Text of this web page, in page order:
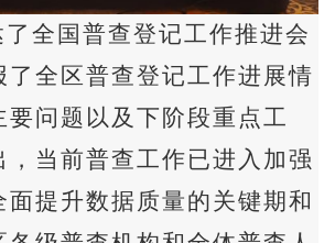
全国普查登记工作推进会
了全区普查登记工作进展情
要问题以及下阶段重点工
，当前普查工作已进入加强
面提升数据质量的关键期和